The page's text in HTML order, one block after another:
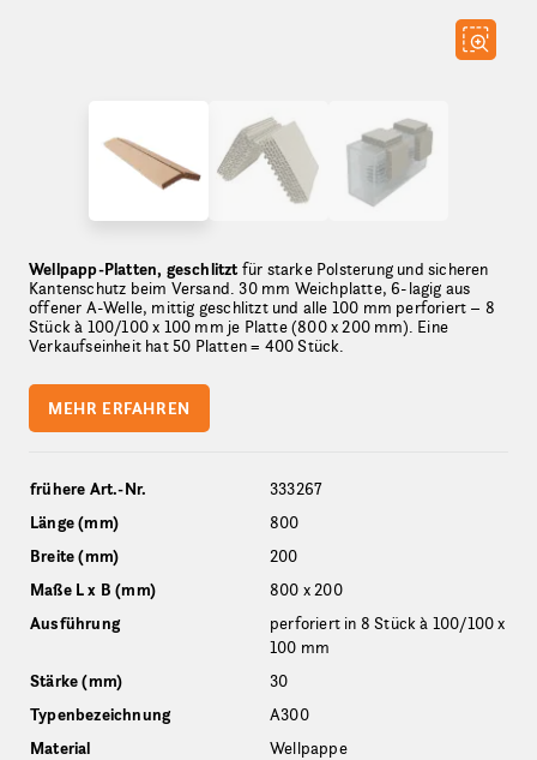
Wellpapp-Platten, geschlitztfür starke Polsterung und sicheren
Kantenschutz beim Versand. 30 mm Weichplatte, 6-lagig aus
offener A-Welle, mittig geschlitzt und alle 100 mm perforiert – 8
Stück à 100/100 x 100 mm je Platte (800 x 200 mm). Eine
Verkaufseinheit hat 50 Platten = 400 Stück.
MEHR ERFAHREN
frühere Art.-Nr.
333267
Länge (mm)
800
Breite (mm)
200
Maße L x B (mm)
800 x 200
Ausführung
perforiert in 8 Stück à 100/100 x
100 mm
Stärke (mm)
30
Typenbezeichnung
A300
Material
Wellpappe